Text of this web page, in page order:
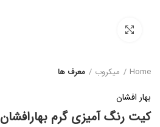
Home میکروب معرف ها
بهار افشان
کیت رنگ آمیزی گرم بهارافشان